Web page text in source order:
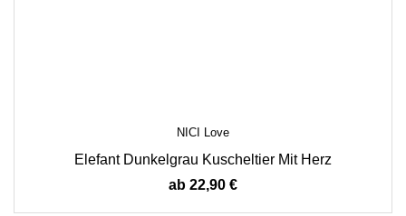
NICI Love
Elefant Dunkelgrau Kuscheltier Mit Herz
Preis
ab 22,90 €